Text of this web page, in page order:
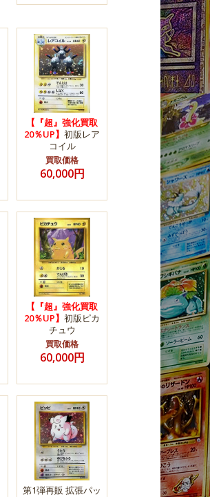
【『超』強化買取
20％UP】 初版レア
コイル
買取価格
60,000円
【『超』強化買取
20％UP】 初版ピカ
チュウ
買取価格
60,000円
第1弾再販 拡張パッ